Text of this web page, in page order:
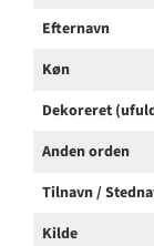
Efternavn
Køn
Dekoreret
Anden orden
Tilnavn /
Kilde